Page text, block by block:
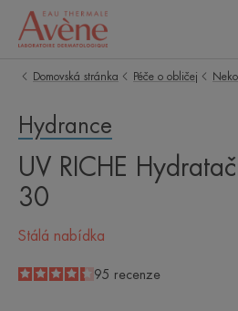
Domovská stránka Péče o obličej
Hydrance
UV RICHE
30
Stálá nabídka
4.3
/
5
95 recenze